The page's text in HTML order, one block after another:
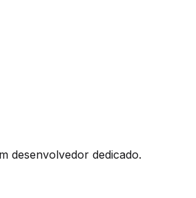
desenvolvedor dedicado.